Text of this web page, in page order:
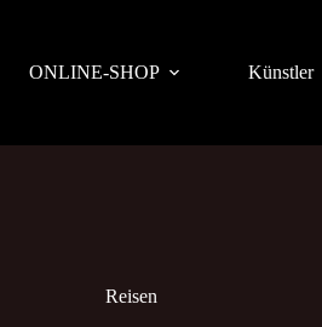
ONLINE-SHOP Künstler
Reisen